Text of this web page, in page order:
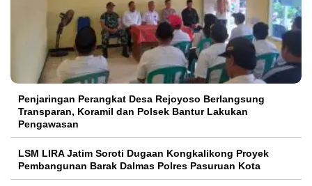
Penjaringan Perangkat Desa Rejoyoso Berlangsung
Transparan, Koramil dan Polsek Bantur Lakukan
Pengawasan
LSM LIRA Jatim Soroti Dugaan Kongkalikong Proyek
Pembangunan Barak Dalmas Polres Pasuruan Kota